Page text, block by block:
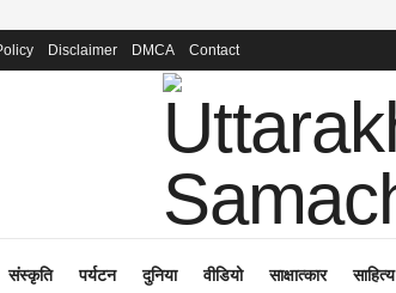
Disclaimer DMCA Contact
संस्कृति पर्यटन दुनिया वीडियो साक्षात्कार साहित्य